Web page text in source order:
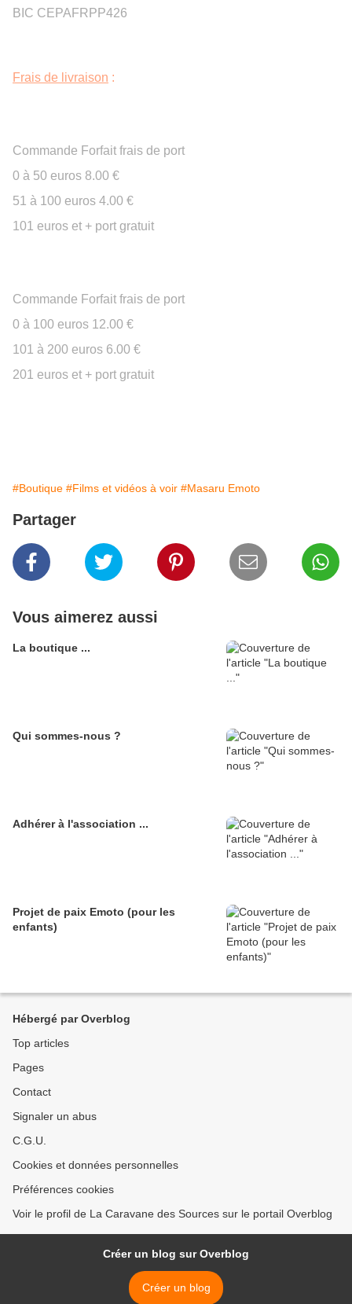
BIC CEPAFRPP426
Frais de livraison :
Commande Forfait frais de port
0 à 50 euros 8.00 €
51 à 100 euros 4.00 €
101 euros et + port gratuit
Commande Forfait frais de port
0 à 100 euros 12.00 €
101 à 200 euros 6.00 €
201 euros et + port gratuit
#Boutique #Films et vidéos à voir #Masaru Emoto
Partager
Vous aimerez aussi
La boutique ...
Qui sommes-nous ?
Adhérer à l'association ...
Projet de paix Emoto (pour les
enfants)
Hébergé par Overblog
Top articles
Pages
Contact
Signaler un abus
C.G.U.
Cookies et données personnelles
Préférences cookies
Voir le profil de La Caravane des Sources sur le portail Overblog
Créer un blog sur Overblog
Créer un blog